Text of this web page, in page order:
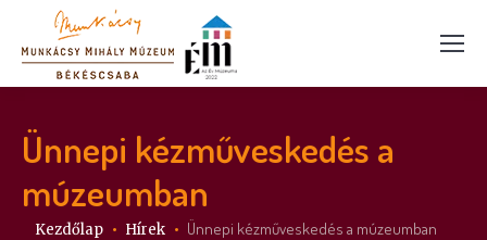
Ünnepi kézműveskedés a
múzeumban
Itt vagy:
Kezdőlap Hírek Ünnepi kézműveskedés a múzeumban